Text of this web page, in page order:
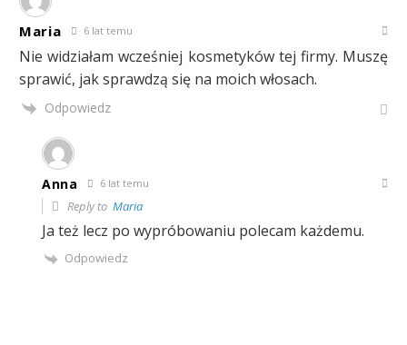
Maria 6 lat temu
Nie widziałam wcześniej kosmetyków tej firmy. Muszę
sprawić, jak sprawdzą się na moich włosach.
Odpowiedz
Anna 6 lat temu
Reply to Maria
Ja też lecz po wypróbowaniu polecam każdemu.
Odpowiedz